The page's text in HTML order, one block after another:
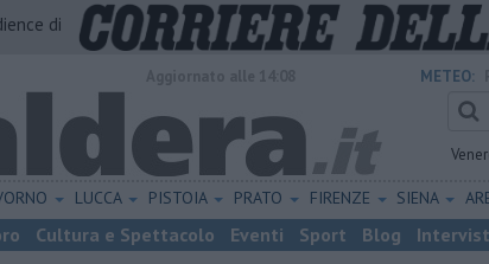
di
METEO:
LUCCA PISTOIA PRATO FIRENZE SIENA
Cultura e Spettacolo Eventi Sport Blog